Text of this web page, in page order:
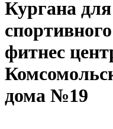
Кургана
фитнес
дома №19